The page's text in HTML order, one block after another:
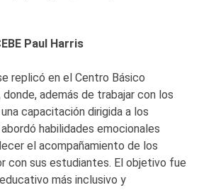
Paul Harris
replicó en el Centro Básico
además de trabajar con los
capacitación dirigida a los
habilidades emocionales
el acompañamiento de los
con sus estudiantes. El objetivo fue
más inclusivo y